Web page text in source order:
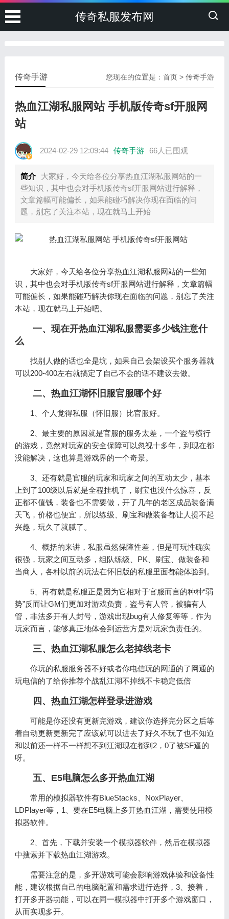
传奇私服发布网
您现在的位置是：首页 >传奇手游
传奇手游
热血江湖私服网站 手机版传奇sf开服网
站
2024-02-29 12:09:44 传奇手游 66人已围观
简介
大家好，今天给各位分享热血江湖私服网站的一
些知识，其中也会对手机版传奇sf开服网站进行解释，
文章篇幅可能偏长，如果能碰巧解决你现在面临的问
题，别忘了关注本站，现在就马上开始
大家好，今天给各位分享热血江湖私服网站的一些知
识，其中也会对手机版传奇sf开服网站进行解释，文章篇幅
可能偏长，如果能碰巧解决你现在面临的问题，别忘了关注
本站，现在就马上开始吧。
一、现在开热血江湖私服需要多少钱注意什
么
找别人做的话也全是坑，如果自己会架设买个服务器就
可以200-400左右就搞定了自己不会的话不建议去做。
二、热血江湖怀旧服官服哪个好
1、个人觉得私服（怀旧服）比官服好。
2、最主要的原因就是官服的服务太差，一个盗号横行
的游戏，竟然对玩家的安全保障可以忽视十多年，到现在都
没能解决，这也算是游戏界的一个奇景。
3、还有就是官服的玩家和玩家之间的互动太少，基本
上到了100级以后就是全程挂机了，刷宝也没什么惊喜，反
正都不值钱，装备也不需要做，开了几年的老区成品装备满
天飞，价格也便宜，所以练级、刷宝和做装备都让人提不起
兴趣，玩久了就腻了。
4、概括的来讲，私服虽然保障性差，但是可玩性确实
很强，玩家之间互动多，组队练级、PK、刷宝、做装备和
当商人，各种以前的玩法在怀旧版的私服里面都能体验到。
5、再有就是私服正是因为它相对于官服而言的种种“弱
势”反而让GM们更加对游戏负责，盗号有人管，被骗有人
管，非法多开有人封号，游戏出现bug有人修复等等，作为
玩家而言，能够真正地体会到运营方是对玩家负责任的。
三、热血江湖私服怎么老掉线老卡
你玩的私服服务器不好或者你电信玩的网通的了网通的
玩电信的了给你推荐个战乱江湖不掉线不卡稳定低倍
四、热血江湖怎样登录进游戏
可能是你还没有更新完游戏，建议你选择完分区之后等
着自动更新更新完了应该就可以进去了好久不玩了也不知道
和以前还一样不一样想不到江湖现在都到2，0了被SF逼的
呀。
五、E5电脑怎么多开热血江湖
常用的模拟器软件有BlueStacks、NoxPlayer、
LDPlayer等，1、要在E5电脑上多开热血江湖，需要使用模
拟器软件。
2、首先，下载并安装一个模拟器软件，然后在模拟器
中搜索并下载热血江湖游戏。
需要注意的是，多开游戏可能会影响游戏体验和设备性
能，建议根据自己的电脑配置和需求进行选择，3、接着，
打开多开器功能，可以在同一模拟器中打开多个游戏窗口，
从而实现多开。